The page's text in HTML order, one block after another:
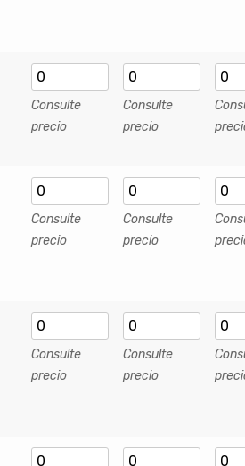
Consulte
precio
Consulte
precio
Consulte
precio
Consulte
precio
Consulte
precio
Consulte
precio